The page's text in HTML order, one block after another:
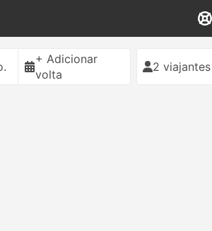
+ Adicionar
volta
2 viajantes